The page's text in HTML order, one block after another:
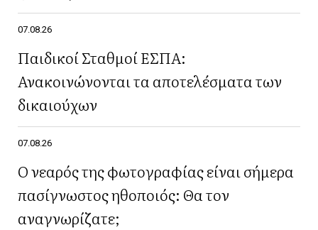
07.08.26
Παιδικοί Σταθμοί ΕΣΠΑ:
Ανακοινώνονται τα αποτελέσματα των
δικαιούχων
07.08.26
Ο νεαρός της φωτογραφίας είναι σήμερα
πασίγνωστος ηθοποιός: Θα τον
αναγνωρίζατε;